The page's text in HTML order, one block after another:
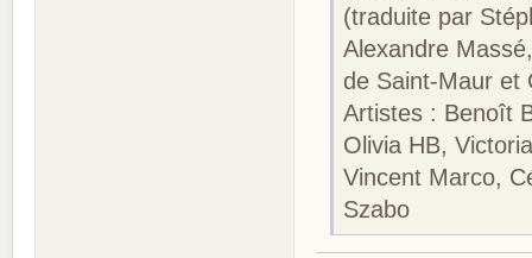
(traduite par
Alexandre
de Saint-Maur et
Artistes : Benoît
Olivia HB,
Vincent Marco,
Szabo